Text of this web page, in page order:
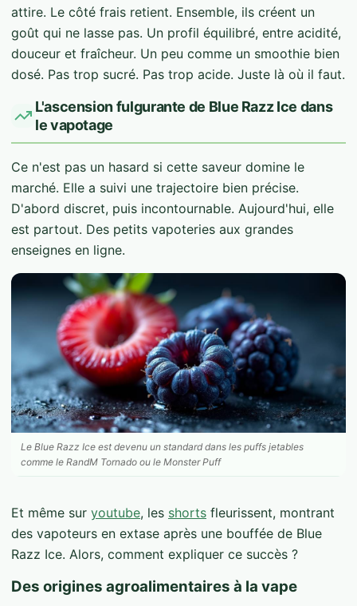
attire. Le côté frais retient. Ensemble, ils créent un
goût qui ne lasse pas. Un profil équilibré, entre acidité,
douceur et fraîcheur. Un peu comme un smoothie bien
dosé. Pas trop sucré. Pas trop acide. Juste là où il faut.
L'ascension fulgurante de Blue Razz Ice dans
le vapotage
Ce n'est pas un hasard si cette saveur domine le
marché. Elle a suivi une trajectoire bien précise.
D'abord discret, puis incontournable. Aujourd'hui, elle
est partout. Des petits vapoteries aux grandes
enseignes en ligne.
Le Blue Razz Ice est devenu un standard dans les puffs jetables
comme le RandM Tornado ou le Monster Puff
Et même sur youtube, les shorts fleurissent, montrant
des vapoteurs en extase après une bouffée de Blue
Razz Ice. Alors, comment expliquer ce succès ?
Des origines agroalimentaires à la vape